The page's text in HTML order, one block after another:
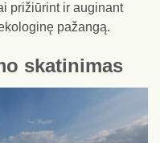
prižiūrint ir auginant
pažangą.
skatinimas